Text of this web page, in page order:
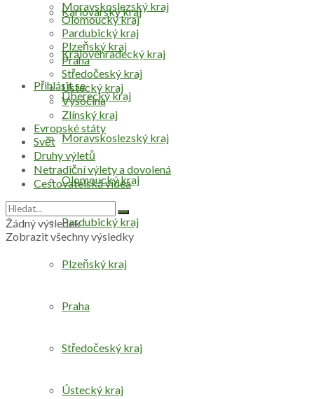
Přihlásit se
Karlovarský kraj
Královéhradecký kraj
Liberecký kraj
Moravskoslezský kraj
Olomoucký kraj
Pardubický kraj
Plzeňský kraj
Praha
Středočeský kraj
Ústecký kraj
Moravskoslezský kraj
Olomoucký kraj
Pardubický kraj
Plzeňský kraj
Praha
Středočeský kraj
Ústecký kraj
Vysočina
Zlínský kraj
Evropské státy
Svět
Druhy výletů
Netradiční výlety a dovolená
Cestovatelská videa
Žádný výsledek
Zobrazit všechny výsledky